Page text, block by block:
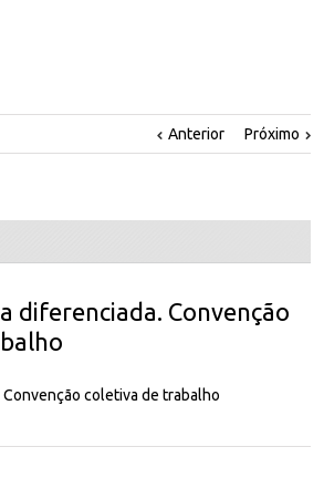
Anterior Próximo
diferenciada. Convenção
coletiva de trabalho